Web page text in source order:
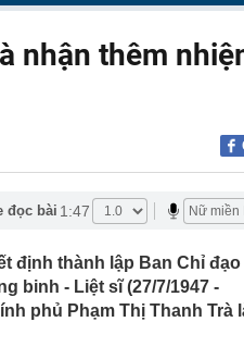
nhất thế giới
ngân hàng lớn "lăn chốt", cổ
được mời tới làm việc
bay có thể mở vali để kiểm tra
nhận thêm
đọc bài 1:47
định thành lập Ban Chỉ đạo
binh - Liệt sĩ (27/7/1947 -
phủ Phạm Thị Thanh Trà